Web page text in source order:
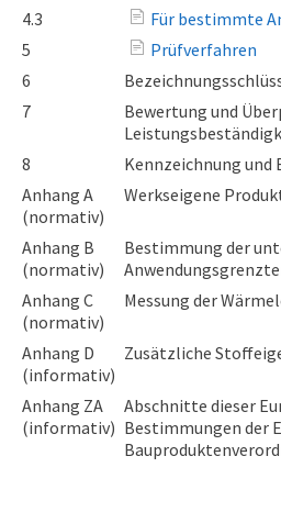
4.3
Für bestimmte
5
Prüfverfahren
6
7
Bewertung und
8
Kennzeichnung
Anhang A
(normativ)
Werkseigene
Anhang B
(normativ)
Bestimmung der
Anhang C
(normativ)
Messung der
Anhang D
(informativ)
Zusätzliche
Anhang ZA
(informativ)
Abschnitte dieser
Bestimmungen der